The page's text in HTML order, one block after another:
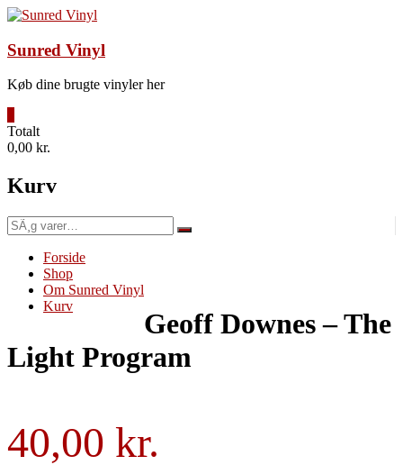
Videre
indhold
Sunred Vinyl
Køb dine brugte vinyler her
Totalt
0,00 kr.
Kurv
SÃ¸g
efter:
Forside
Shop
Om Sunred Vinyl
Kurv
Geoff Downes – The
Light Program
40,00